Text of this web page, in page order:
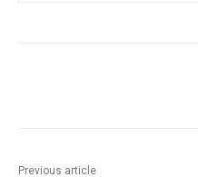
Previous article